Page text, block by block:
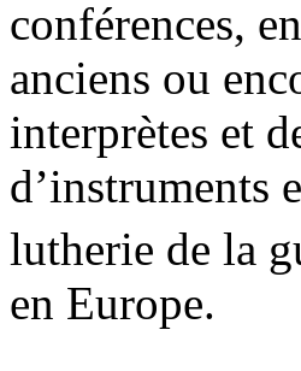
conférences,
anciens ou
interprètes et
d’instruments
lutherie de la
en Europe.